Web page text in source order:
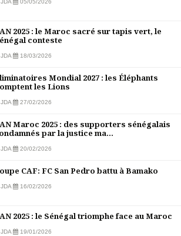
JDA 05/05/2026
2025 : le Maroc sacré sur tapis vert, le
conteste
JDA 18/03/2026
Mondial 2027 : les Éléphants
les Lions
JDA 27/02/2026
Maroc 2025 : des supporters sénégalais
par la justice ma...
JDA 20/02/2026
CAF: FC San Pedro battu à Bamako
JDA 16/02/2026
2025 : le Sénégal triomphe face au Maroc
JDA 19/01/2026